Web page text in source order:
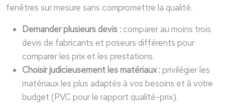
fenêtres sur mesure sans compromettre la qualité.
Demander plusieurs devis : comparer au moins trois
devis de fabricants et poseurs différents pour
comparer les prix et les prestations.
Choisir judicieusement les matériaux :privilégier les
matériaux les plus adaptés à vos besoins et à votre
budget (PVC pour le rapport qualité-prix).